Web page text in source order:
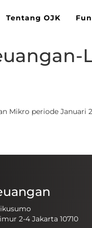
Tentang OJK
Mikro periode Januari
2-4 Jakarta 10710